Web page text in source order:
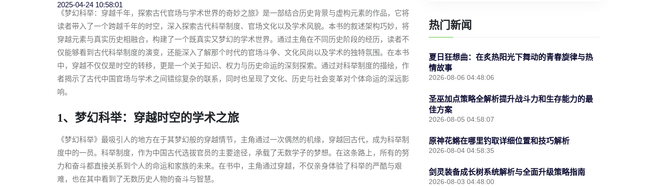
2025-04-24 10:58:01
《梦幻科举：穿越千年，探索古代官场与学术世界的奇妙之旅》是一部结合历史背景与虚构元素的作品，它将
读者带入了一个跨越千年的时空，深入探索古代科举制度、官场文化以及学术风貌。本书的叙述架构巧妙，将
穿越元素与真实历史相融合，构建了一个既真实又梦幻的学术世界。通过主角在不同历史阶段的经历，读者不
仅能够看到古代科举制度的演变，还能深入了解那个时代的官场斗争、文化风尚以及学术的独特氛围。在本书
中，穿越不仅仅是时空的转移，更是一个关于知识、权力与历史命运的深刻探索。通过对科举制度的描绘，作
者揭示了古代中国官场与学术之间错综复杂的联系，同时也呈现了文化、历史与社会变革对个体命运的深远影
响。
1、梦幻科举：穿越时空的学术之旅
《梦幻科举》最吸引人的地方在于其梦幻般的穿越情节，主角通过一次偶然的机缘，穿越回古代，成为科举制
度中的一员。科举制度，作为中国古代选拔官员的主要途径，承载了无数学子的梦想。在这条路上，所有的努
力和奋斗都直接关系到个人的命运和家族的未来。在书中，主角通过穿越，不仅亲身体验了科举的严酷与艰
难，也在其中看到了无数历史人物的奋斗与智慧。
热门新闻
夏日狂想曲：在炙热阳光下舞动的青春旋律与热
情故事
2026-08-06 04:48:06
圣巫加点策略全解析提升战斗力和生存能力的最
佳方案
2026-08-05 04:58:07
原神花鳉在哪里钓取详细位置和技巧解析
2026-08-04 04:58:35
剑灵装备成长树系统解析与全面升级策略指南
2026-08-03 04:48:00